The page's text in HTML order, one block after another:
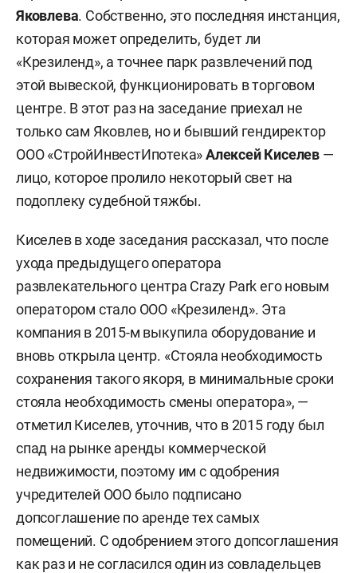
Яковлева. Собственно, это последняя инстанция,
которая может определить, будет ли
«Крезиленд», а точнее парк развлечений под
этой вывеской, функционировать в торговом
центре. В этот раз на заседание приехал не
только сам Яковлев, но и бывший гендиректор
ООО «СтройИнвестИпотека»Алексей Киселев —
лицо, которое пролило некоторый свет на
подоплеку судебной тяжбы.
Киселев в ходе заседания рассказал, что после
ухода предыдущего оператора
развлекательного центра Crazy Park его новым
оператором стало ООО «Крезиленд». Эта
компания в 2015-м выкупила оборудование и
вновь открыла центр. «Стояла необходимость
сохранения такого якоря, в минимальные сроки
стояла необходимость смены оператора», —
отметил Киселев, уточнив, что в 2015 году был
спад на рынке аренды коммерческой
недвижимости, поэтому им с одобрения
учредителей ООО было подписано
допсоглашение по аренде тех самых
помещений. С одобрением этого допсоглашения
как раз и не согласился один из совладельцев